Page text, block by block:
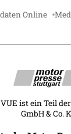
Online
ist ein Teil
GmbH & Co.